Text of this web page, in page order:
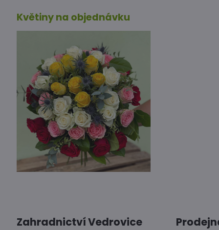
Květiny na objednávku
Zahradnictví Vedrovice